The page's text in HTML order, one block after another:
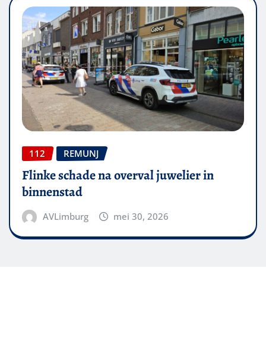
112 REMUNJ
Flinke schade na overval juwelier in
binnenstad
AVLimburg mei 30, 2026